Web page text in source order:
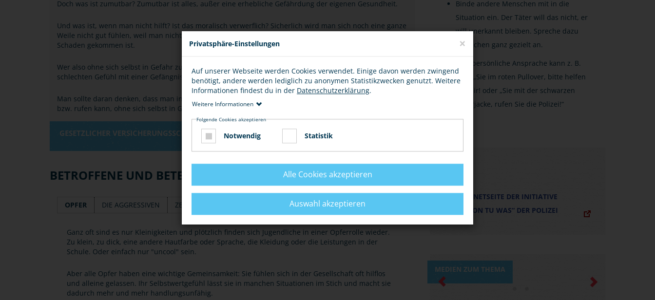
Doch was ist zumutbar? Zumutbar ist alles, außer eine erhebliche Gefährdung der eigenen Gesundheit.
Und was ist, wenn man nicht hilft? Ist das moralisch verwerflich? Sicherlich wird man sich noch eine ganze
Weile nicht gut fühlen, weil man nicht eingeschritten ist und das Opfer durch das eigene Nichthandeln zu
Schaden gekommen ist.
Wer also ohne sich selbst in Gefahr zu bringen helfen könnte und dies nicht tut, hat neben einem
schlechten Gefühl mit einer Gefängnis- oder Geldstrafe zu rechnen.
Man sollte daran denken, dass man in den meisten Situationen zumindest Hilfe oder die Polizei holen
bzw. rufen kann, ohne sich selbst in Gefahr zu bringen!
GESETZLICHER VERSICHERUNGSSCHUTZ
BETROFFENE UND BETEILIGTE
OPFER DIE AGGRESSIVEN ZEUGEN
Ganz oft sind es nur Kleinigkeiten und plötzlich finden sich Jugendliche in einer Opferrolle wieder.
Zu klein, zu dick, eine andere Hautfarbe oder Sprache, die Kleidung oder die Leistungen in der
Schule. Oder einfach nur "uncool" sein.
Aber alle Opfer haben eine wichtige Gemeinsamkeit: Sie fühlen sich in der Gesellschaft oft hilflos
und alleine gelassen. Ihr Selbstwertgefühl lässt sie in manchen Situationen im Stich und macht sie
dadurch mehr und mehr handlungsunfähig.
Binde andere Menschen mit in die
Situation ein. Der Täter will das nicht, er
will unerkannt bleiben. Spreche dazu
Menschen ganz gezielt an.
Eine persönliche Ansprache kann z. B.
sein: „Sie im roten Pullover, bitte helfen
Sie mir! oder „Sie mit der schwarzen
Lederjacke, rufen Sie die Polizei!“
LINKS
INTERNETSEITE DER INITIATIVE
„AKTION TU WAS“ DER POLIZEI
MEDIEN ZUM THEMA
Previous Next
Privatsphäre-Einstellungen ×
Auf unserer Webseite werden Cookies verwendet. Einige davon werden zwingend
benötigt, andere werden lediglich zu anonymen Statistikzwecken genutzt. Weitere
Informationen findest du in der Datenschutzerklärung.
Weitere Informationen
Folgende Cookies akzeptieren
Notwendig Statistik
Alle Cookies akzeptieren
Auswahl akzeptieren